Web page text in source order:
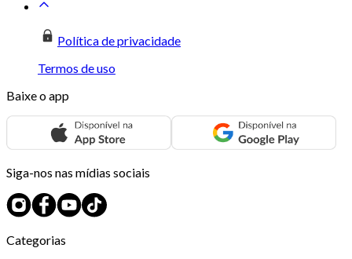
Política de privacidade
Termos de uso
Baixe o app
Siga-nos nas mídias sociais
Categorias